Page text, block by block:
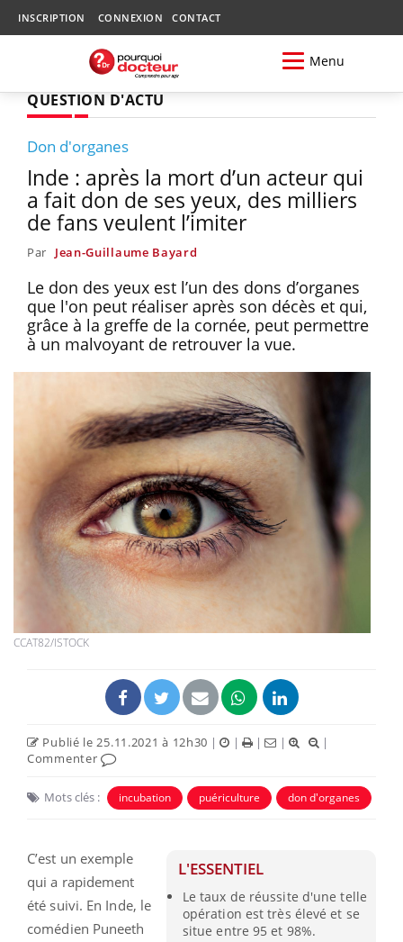
INSCRIPTION CONNEXION CONTACT
Menu
QUESTION D'ACTU
Don d'organes
Inde : après la mort d’un acteur qui
a fait don de ses yeux, des milliers
de fans veulent l’imiter
Par Jean-Guillaume Bayard
Le don des yeux est l’un des dons d’organes
que l'on peut réaliser après son décès et qui,
grâce à la greffe de la cornée, peut permettre
à un malvoyant de retrouver la vue.
CCAT82/ISTOCK
Publié le 25.11.2021 à 12h30 | | | |
|
Commenter
Mots clés : incubation puériculture don d'organes
L'ESSENTIEL
Le taux de réussite d'une telle
opération est très élevé et se
situe entre 95 et 98%.
C’est un exemple
qui a rapidement
été suivi. En Inde, le
comédien Puneeth